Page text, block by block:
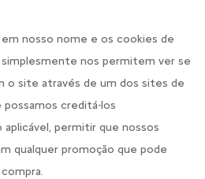
em nosso nome e os cookies de
nos permitem ver se
o site através de um dos sites de
possamos creditá-los
aplicável, permitir que nossos
qualquer promoção que pode